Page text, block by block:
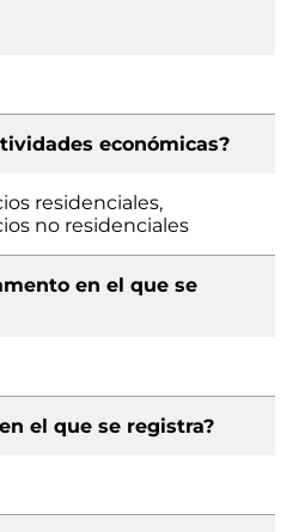
económicas?
residenciales,
no residenciales
en el que se
el que se registra?